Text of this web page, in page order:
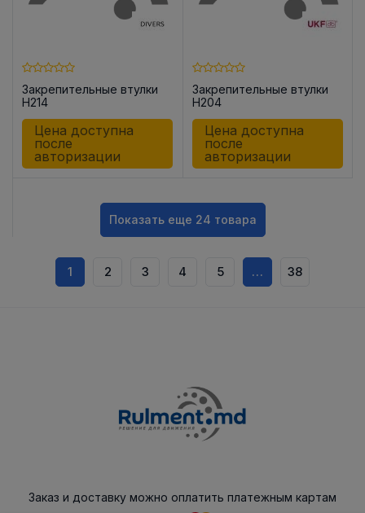
Закрепительные втулки
H214
Цена доступна
после
авторизации
Закрепительные втулки
H204
Цена доступна
после
авторизации
Показать еще 24 товара
1 2 3 4 5 … 38
Заказ и доставку можно оплатить платежным картам